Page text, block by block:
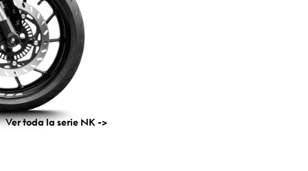
Ver toda la serie NK->